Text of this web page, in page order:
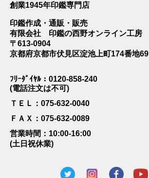
創業1945年印鑑専門店
印鑑作成・通販・販売
有限会社 印鑑の西野オンライン工房
〒613-0904
京都府京都市伏見区淀池上町174番地69
ﾌﾘｰﾀﾞｲﾔﾙ：0120-858-240
(電話注文は不可)
ＴＥＬ：075-632-0040
ＦＡＸ：075-632-0089
営業時間：10:00-16:00
(土日祝休業)